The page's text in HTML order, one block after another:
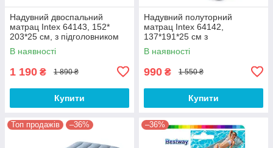
Надувний двоспальний
матрац Intex 64143, 152*
203*25 см, з підголовником
В наявності
1 190 ₴ 1 890 ₴
Купити
Надувний полуторний
матрац Intex 64142,
137*191*25 см з
підголовником
В наявності
990 ₴ 1 550 ₴
Купити
Топ продажів –36% –36%